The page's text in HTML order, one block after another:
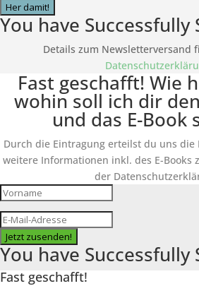
Her damit!
You have Successfully
Details zum Newsletterversand
Fast geschafft! Wie
wohin soll ich dir
und das E-Book
Durch die Eintragung erteilst du uns die
weitere Informationen inkl. des E-Books
der
Jetzt zusenden!
You have Successfully
Fast geschafft!